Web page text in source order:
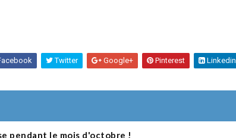
Twitter Google+ Pinterest Linkedin
pendant le mois d'octobre !